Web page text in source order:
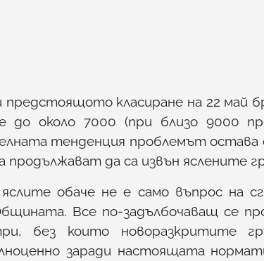
предстоящото класиране на 22 май
до около 7000 (при близо 9000
тенденция проблемът остава
да са извън яслените
обаче не е само въпрос на
Все по-задълбочаващ се
без които новоразкритите
заради настоящата